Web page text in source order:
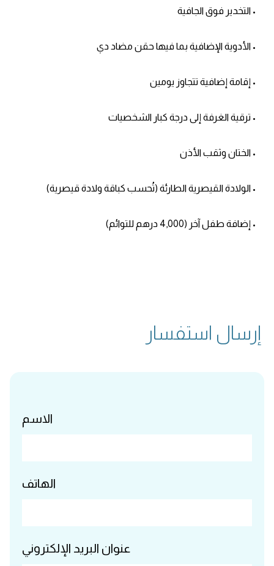
• التخدير فوق الجافية
• الأدوية الإضافية بما فيها حقن مضاد دي
• إقامة إضافية تتجاوز يومين
• ترقية الغرفة إلى درجة كبار الشخصيات
• الختان وثقب الأذن
• الولادة القيصرية الطارئة (تُحسب كباقة ولادة قيصرية)
• إضافة طفل آخر (4,000 درهم للتوائم)
إرسال استفسار
الاسم
الهاتف
عنوان البريد الإلكتروني